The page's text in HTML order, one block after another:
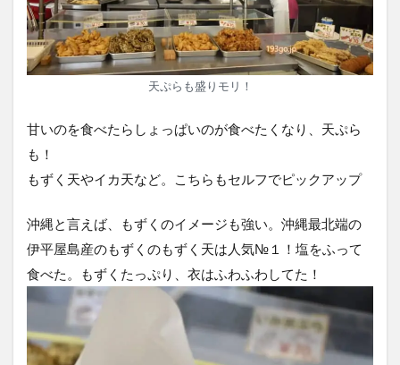
天ぷらも盛りモリ！
甘いのを食べたらしょっぱいのが食べたくなり、天ぷら
も！
もずく天やイカ天など。こちらもセルフでピックアップ
沖縄と言えば、もずくのイメージも強い。沖縄最北端の
伊平屋島産のもずくのもずく天は人気№１！塩をふって
食べた。もずくたっぷり、衣はふわふわしてた！